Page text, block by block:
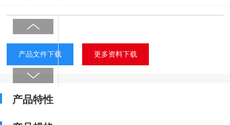
产品文件下载 更多资料下载
产品特性